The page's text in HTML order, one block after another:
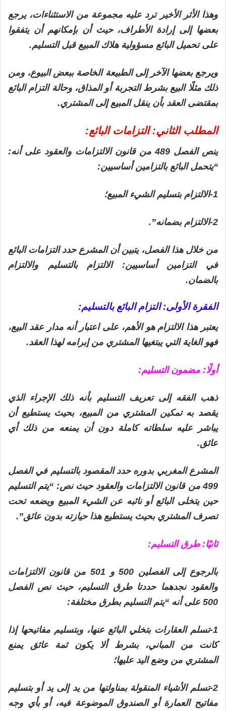
وهذا الأثر الأخير ترد عليه مجموعة من الاستثناءات، يرجع
بعضها إلى إرادة الأطراف، حيث أن بإمكانهم أن يتفقوا
على تحميل البائع مسؤولية هلاك المبيع قبل التسليم.
ويرجع بعضها الآخر إلى الطبيعة الخاصة ببعض البيوع، ومن
ذلك مثلًا البيع بشرط التجربة أو المذاق، وحالة التزام البائع
بمقتضى العقد بأن ينقل المبيع إلى المشتري.
المطلب الثاني: التزامات البائع:
ينص الفصل 489 من قانون الالتزامات والعقود على أنه:
“يتحمل البائع بالتزامين أساسيين:
1-الالتزام بتسليم الشيء المبيع؛
2-الالتزام بضمانه”.
من خلال هذا الفصل، يتبين أن المشرع حدد التزامات البائع
في التزامين أساسيين: الالتزام بالتسليم والالتزام
بالضمان.
الفقرة الأولى: التزام البائع بالتسليم:
يعتبر هذا الالتزام هو الأهم، على اعتبار أنه مدار عقد البيع،
فهو الغاية التي يبتغيها المشتري من إبرامه لهذا العقد.
أولًا: مضمون التسليم:
ذهب الفقه إلى تعريف التسليم بأنه ذلك الإجراء الذي
يقصد به تمكين المشتري من المبيع، بحيث يستطيع أن
يباشر عليه سلطاته كاملة دون أن يمنعه من ذلك أي
عائق.
المشرع المغربي بدوره حدد المقصود بالتسليم في الفصل
499 من قانون الالتزامات والعقود حيث نص: “يتم التسليم
حين يتخلى البائع أو نائبه عن الشيء المبيع ويضعه تحت
تصرف المشتري بحيث يستطيع هذا حيازته بدون عائق”.
ثانيًا: طرق التسليم:
بالرجوع إلى الفصلين 500 و 501 من قانون الالتزامات
والعقود نجدهما حددتا طرق التسليم، حيث نص الفصل
500 على أنه “يتم التسليم بطرق مختلفة:
1-تسلم العقارات بتخلي البائع عنها، وبتسليم مفاتيحها إذا
كانت من المباني، بشرط ألا يكون ثمة عائق يمنع
المشتري من وضع اليد عليها؛
2-تسلم الأشياء المنقولة بمناولتها من يد إلى يد أو بتسليم
مفاتيح العمارة أو الصندوق الموضوعة فيه، أو بأي وجه